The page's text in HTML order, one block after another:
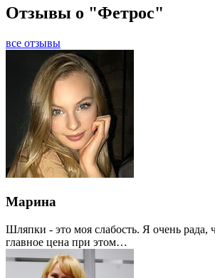
Отзывы о "Фетрос"
все отзывы
Марина
Шляпки - это моя слабость. Я очень рада,
главное цена при этом…